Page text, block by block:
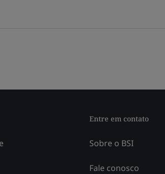
Entre em contato
Sobre o BSI
Fale conosco